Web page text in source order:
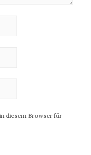
diesem Browser für